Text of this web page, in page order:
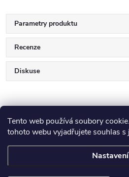
Tento web používá soubory
tohoto webu vyjadřujete souhlas
Nastavení
Parametry produktu
Recenze
Diskuse
Z